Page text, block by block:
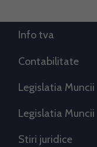
Info tva
Contabilitate
Legislatia Muncii
Legislatia Muncii
Stiri juridice